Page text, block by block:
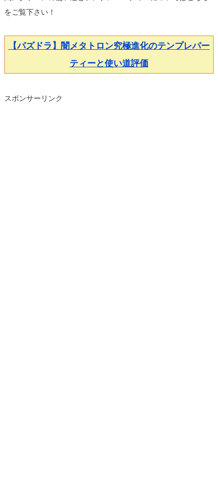
をご覧下さい！
【パズドラ】闇メタトロン究極進化のテンプレパー
ティーと使い道評価
スポンサーリンク